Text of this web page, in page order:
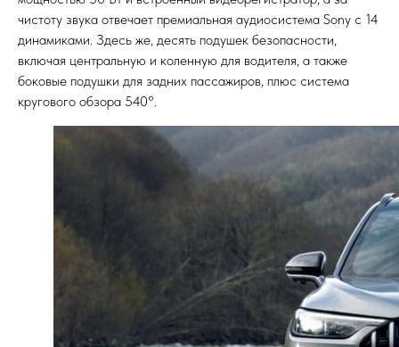
чистоту звука отвечает премиальная аудиосистема Sony с 14
динамиками. Здесь же, десять подушек безопасности,
включая центральную и коленную для водителя, а также
боковые подушки для задних пассажиров, плюс система
кругового обзора 540°.